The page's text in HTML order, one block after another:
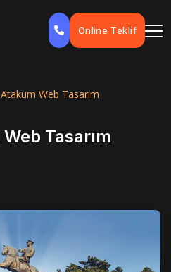
Online Teklif
Web Tasarım
Tasarım